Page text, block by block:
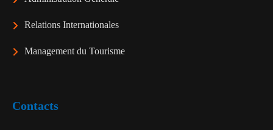
Relations Internationales
Management du Tourisme
Contacts